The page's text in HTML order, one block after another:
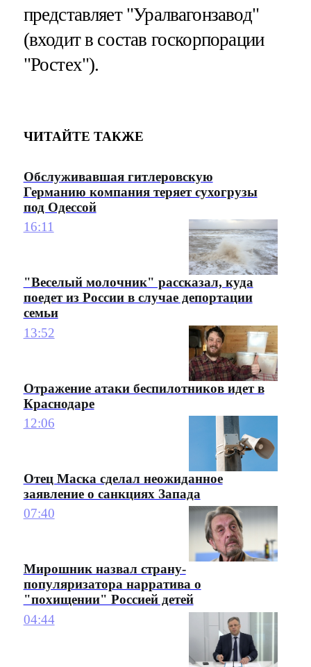
представляет "Уралвагонзавод"
(входит в состав госкорпорации
"Ростех").
ЧИТАЙТЕ ТАКЖЕ
Обслуживавшая гитлеровскую
Германию компания теряет сухогрузы
под Одессой
16:11
"Веселый молочник" рассказал, куда
поедет из России в случае депортации
семьи
13:52
Отражение атаки беспилотников идет в
Краснодаре
12:06
Отец Маска сделал неожиданное
заявление о санкциях Запада
07:40
Мирошник назвал страну-
популяризатора нарратива о
"похищении" Россией детей
04:44